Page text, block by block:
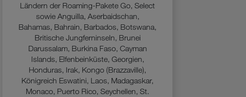
Ländern der Roaming-Pakete Go, Select
sowie Anguilla, Aserbaidschan,
Bahamas, Bahrain, Barbados, Botswana,
Britische Jungferninseln, Brunei
Darussalam, Burkina Faso, Cayman
Islands, Elfenbeinküste, Georgien,
Honduras, Irak, Kongo (Brazzaville),
Königreich Eswatini, Laos, Madagaskar,
Monaco, Puerto Rico, Seychellen, St.